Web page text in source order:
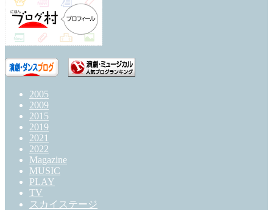
2005
2009
2015
2019
2021
2022
Magazine
MUSIC
PLAY
TV
スカイステージ